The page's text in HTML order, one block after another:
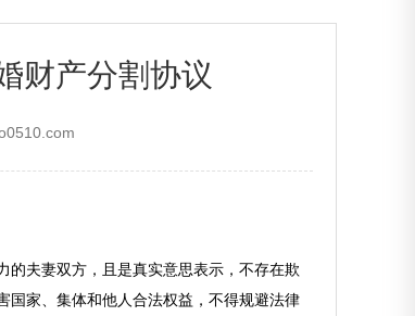
财产分割协议
的夫妻双方，且是真实意思表示，不存在欺
国家、集体和他人合法权益，不得规避法律